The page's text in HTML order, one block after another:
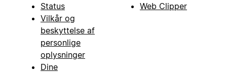
Status
Vilkår og
beskyttelse af
personlige
oplysninger
Dine
Web Clipper